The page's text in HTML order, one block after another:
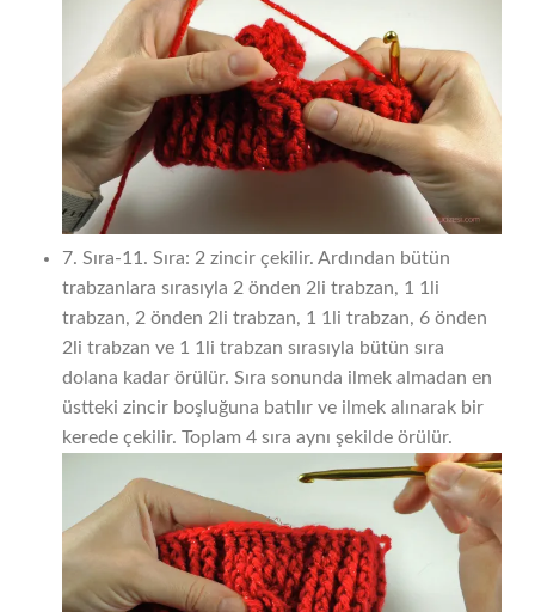
7. Sıra-11. Sıra: 2 zincir çekilir. Ardından bütün
trabzanlara sırasıyla 2 önden 2li trabzan, 1 1li
trabzan, 2 önden 2li trabzan, 1 1li trabzan, 6 önden
2li trabzan ve 1 1li trabzan sırasıyla bütün sıra
dolana kadar örülür. Sıra sonunda ilmek almadan en
üstteki zincir boşluğuna batılır ve ilmek alınarak bir
kerede çekilir. Toplam 4 sıra aynı şekilde örülür.